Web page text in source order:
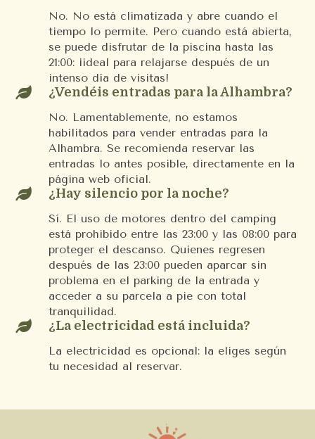
No. No está climatizada y abre cuando el
tiempo lo permite. Pero cuando está abierta,
se puede disfrutar de la piscina hasta las
21:00: ¡ideal para relajarse después de un
intenso día de visitas!
 ¿Vendéis entradas para la Alhambra?
No. Lamentablemente, no estamos
habilitados para vender entradas para la
Alhambra. Se recomienda reservar las
entradas lo antes posible, directamente en la
página web oficial.
 ¿Hay silencio por la noche?
Sí. El uso de motores dentro del camping
está prohibido entre las 23:00 y las 08:00 para
proteger el descanso. Quienes regresen
después de las 23:00 pueden aparcar sin
problema en el parking de la entrada y
acceder a su parcela a pie con total
tranquilidad.
 ¿La electricidad está incluida?
La electricidad es opcional: la eliges según
tu necesidad al reservar.